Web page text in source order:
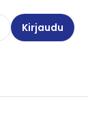
Kirjaudu